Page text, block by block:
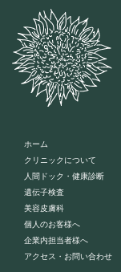
ホーム
クリニックについて
人間ドック・健康診断
遺伝子検査
美容皮膚科
個人のお客様へ
企業内担当者様へ
アクセス・お問い合わせ